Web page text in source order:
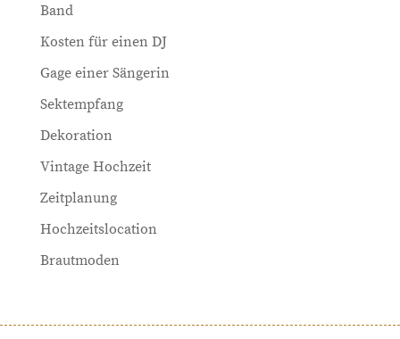
Band
Kosten für einen DJ
Gage einer Sängerin
Sektempfang
Dekoration
Vintage Hochzeit
Zeitplanung
Hochzeitslocation
Brautmoden